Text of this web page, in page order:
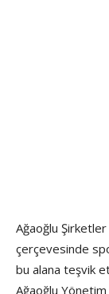
Ağaoğlu Şirketler
çerçevesinde
bu alana teşvik
Ağaoğlu Yönetim